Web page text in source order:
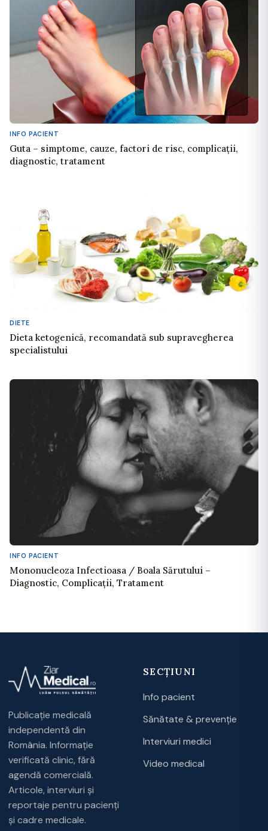
INFO PACIENT
Guta – simptome, cauze, factori de risc, complicații,
diagnostic, tratament
DIETE
Dieta ketogenică, recomandată sub supravegherea
specialistului
INFO PACIENT
Mononucleoza Infectioasa / Boala Sărutului –
Diagnostic, Complicații, Tratament
Publicație medicală
independentă din
România. Informație
verificată clinic, fără
agendă comercială.
Articole, interviuri și
reportaje pentru pacienți
și cadre medicale.
SECȚIUNI
Info pacient
Sănătate & prevenție
Interviuri medici
Video medical